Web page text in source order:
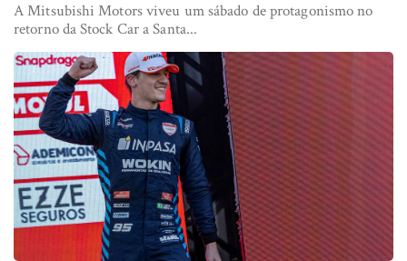
A Mitsubishi Motors viveu um sábado de protagonismo no
retorno da Stock Car a Santa...